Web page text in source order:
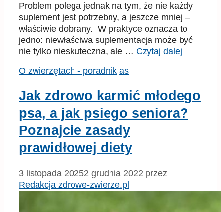
Problem polega jednak na tym, że nie każdy
suplement jest potrzebny, a jeszcze mniej –
właściwie dobrany. W praktyce oznacza to
jedno: niewłaściwa suplementacja może być
nie tylko nieskuteczna, ale … Czytaj dalej
Kategorie
O zwierzętach - poradnik Tagi
as
Jak zdrowo karmić młodego
psa, a jak psiego seniora?
Poznajcie zasady
prawidłowej diety
3 listopada 20252 grudnia 2022 przez
Redakcja zdrowe-zwierze.pl